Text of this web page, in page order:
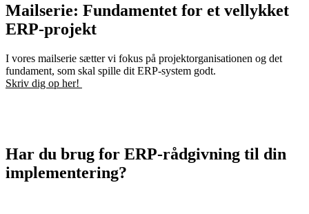
Mailserie: Fundamentet for et vellykket
ERP-projekt
I vores mailserie sætter vi fokus på projektorganisationen og det
fundament, som skal spille dit ERP-system godt.
Skriv dig op her!
Har du brug for ERP-rådgivning til din
implementering?